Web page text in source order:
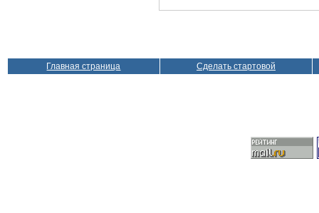
Главная страница Сделать стартовой